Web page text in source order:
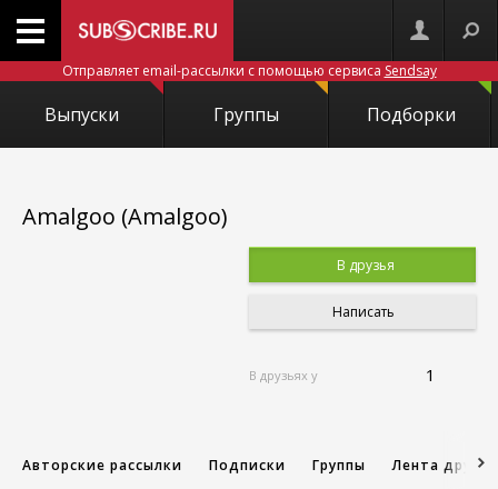
Отправляет email-рассылки с помощью сервиса Sendsay
Выпуски Группы Подборки
Amalgoo (Amalgoo)
В друзья
Написать
В друзьях у 1
Авторские рассылки Подписки Группы Лента друзей